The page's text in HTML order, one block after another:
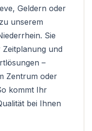
Geldern oder
unserem
Sie
und
–
Zentrum oder
kommt Ihr
bei Ihnen